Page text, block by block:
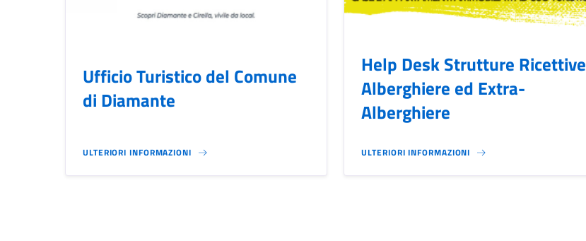
Ufficio Turistico del Comune
di Diamante
ULTERIORI INFORMAZIONI
Help Desk Strutture Ricettive
Alberghiere ed Extra-
Alberghiere
ULTERIORI INFORMAZIONI